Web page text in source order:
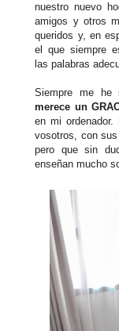
nuestro nuevo
amigos y otros
queridos y, en
el que siempre
las palabras
Siempre me he
merece un
en mi
vosotros, con
pero que sin
enseñan mucho